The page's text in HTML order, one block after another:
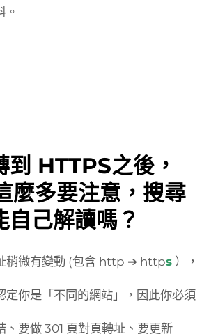
。
到 HTTPS之後，
麼多要注意，搜尋
自己解讀嗎？
稍微有變動 (包含 http ➔ https ），
定你是「不同的網站」，因此你必須
、要做 301 頁對頁轉址、要更新